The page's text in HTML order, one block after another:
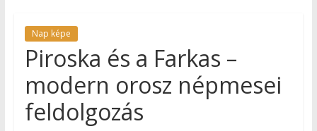
Nap képe
Piroska és a Farkas –
modern orosz népmesei
feldolgozás